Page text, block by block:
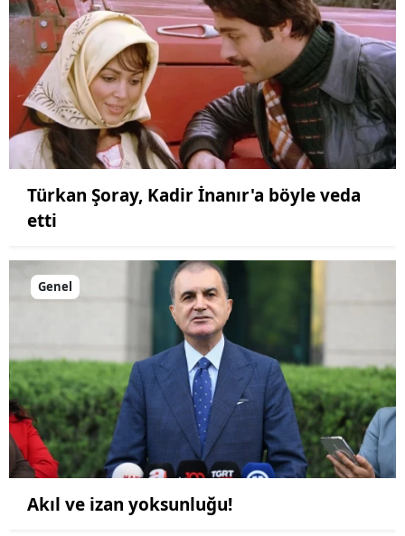
Türkan Şoray, Kadir İnanır'a böyle veda
etti
Genel
Akıl ve izan yoksunluğu!